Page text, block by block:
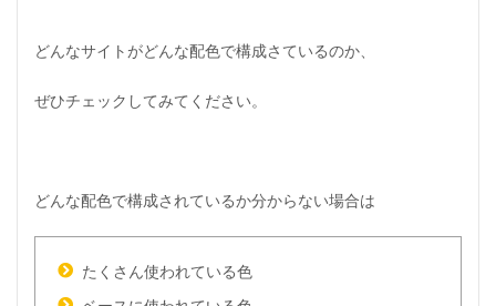
どんなサイトがどんな配色で構成さているのか、
ぜひチェックしてみてください。
どんな配色で構成されているか分からない場合は
たくさん使われている色